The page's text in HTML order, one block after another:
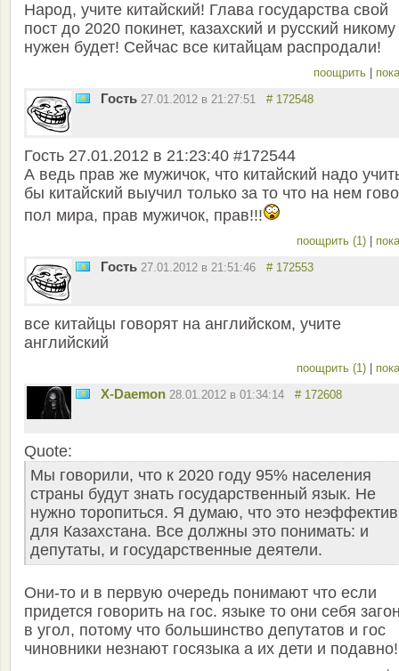
Народ, учите китайский! Глава государства свой
пост до 2020 покинет, казахский и русский
нужен будет! Сейчас все китайцам распродали!
поощрить
Гость 27.01.2012 в 21:27:51 # 172548
Гость 27.01.2012 в 21:23:40 #172544
А ведь прав же мужичок, что китайский надо
бы китайский выучил только за то что на нем
пол мира, прав мужичок, прав!!!
поощрить (1)
Гость 27.01.2012 в 21:51:46 # 172553
все китайцы говорят на английском, учите
английский
поощрить (1)
X-Daemon 28.01.2012 в 01:34:14 # 172608
Quote:
Мы говорили, что к 2020 году 95% населения
страны будут знать государственный язык. Не
нужно торопиться. Я думаю, что это
для Казахстана. Все должны это понимать: и
депутаты, и государственные деятели.
Они-то и в первую очередь понимают что если
придется говорить на гос. языке то они себя
в угол, потому что большинство депутатов и гос
чиновники незнают госязыка а их дети и подавно!